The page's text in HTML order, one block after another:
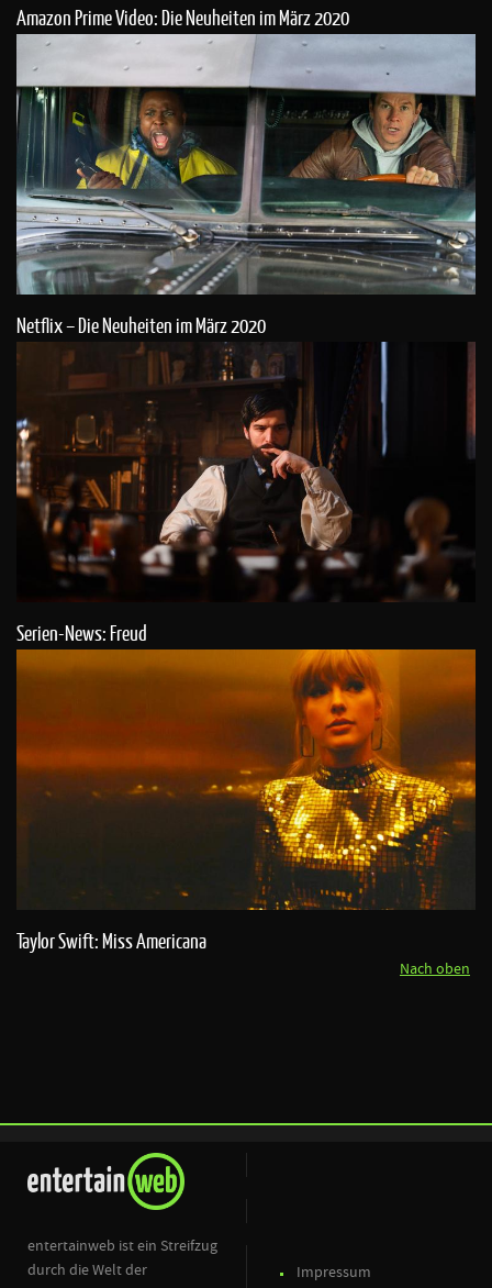
Amazon Prime Video: Die Neuheiten im März 2020
Netflix – Die Neuheiten im März 2020
Serien-News: Freud
Taylor Swift: Miss Americana
Nach oben
entertainweb ist ein Streifzug
durch die Welt der
Impressum